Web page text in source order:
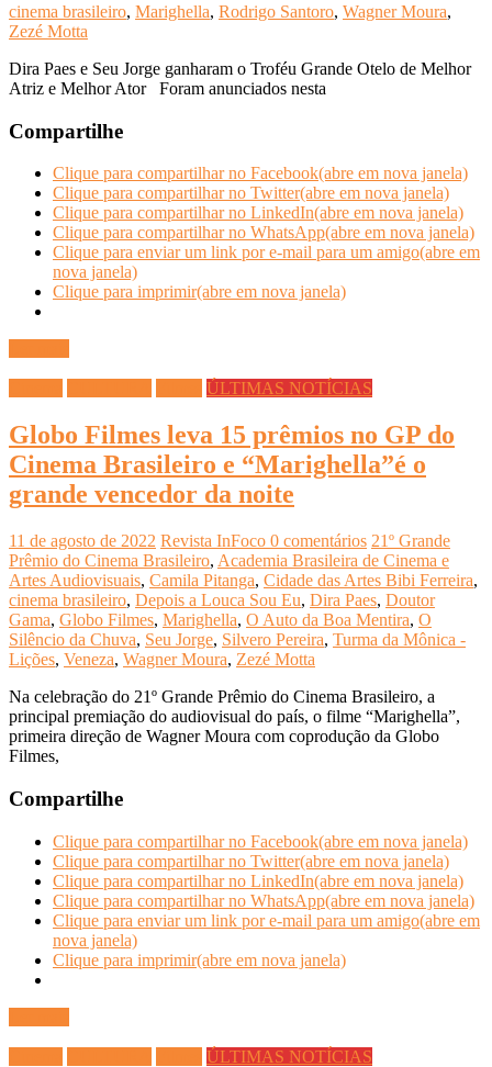
cinema brasileiro, Marighella, Rodrigo Santoro, Wagner Moura,
Zezé Motta
Dira Paes e Seu Jorge ganharam o Troféu Grande Otelo de Melhor
Atriz e Melhor Ator Foram anunciados nesta
Compartilhe
Clique para compartilhar no Facebook(abre em nova janela)
Clique para compartilhar no Twitter(abre em nova janela)
Clique para compartilhar no LinkedIn(abre em nova janela)
Clique para compartilhar no WhatsApp(abre em nova janela)
Clique para enviar um link por e-mail para um amigo(abre em
nova janela)
Clique para imprimir(abre em nova janela)
ÚLTIMAS NOTÍCIAS
Globo Filmes leva 15 prêmios no GP do
Cinema Brasileiro e “Marighella”é o
grande vencedor da noite
11 de agosto de 2022 Revista InFoco 0 comentários 21º Grande
Prêmio do Cinema Brasileiro, Academia Brasileira de Cinema e
Artes Audiovisuais, Camila Pitanga, Cidade das Artes Bibi Ferreira,
cinema brasileiro, Depois a Louca Sou Eu, Dira Paes, Doutor
Gama, Globo Filmes, Marighella, O Auto da Boa Mentira, O
Silêncio da Chuva, Seu Jorge, Silvero Pereira, Turma da Mônica -
Lições, Veneza, Wagner Moura, Zezé Motta
Na celebração do 21º Grande Prêmio do Cinema Brasileiro, a
principal premiação do audiovisual do país, o filme “Marighella”,
primeira direção de Wagner Moura com coprodução da Globo
Filmes,
Compartilhe
Clique para compartilhar no Facebook(abre em nova janela)
Clique para compartilhar no Twitter(abre em nova janela)
Clique para compartilhar no LinkedIn(abre em nova janela)
Clique para compartilhar no WhatsApp(abre em nova janela)
Clique para enviar um link por e-mail para um amigo(abre em
nova janela)
Clique para imprimir(abre em nova janela)
ÚLTIMAS NOTÍCIAS